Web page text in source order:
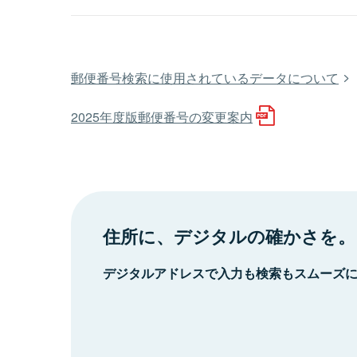
郵便番号検索に使用されているデータについて
2025年度版郵便番号の変更案内
住所に、デジタルの確かさを。
デジタルアドレスで入力も検索もスムーズ